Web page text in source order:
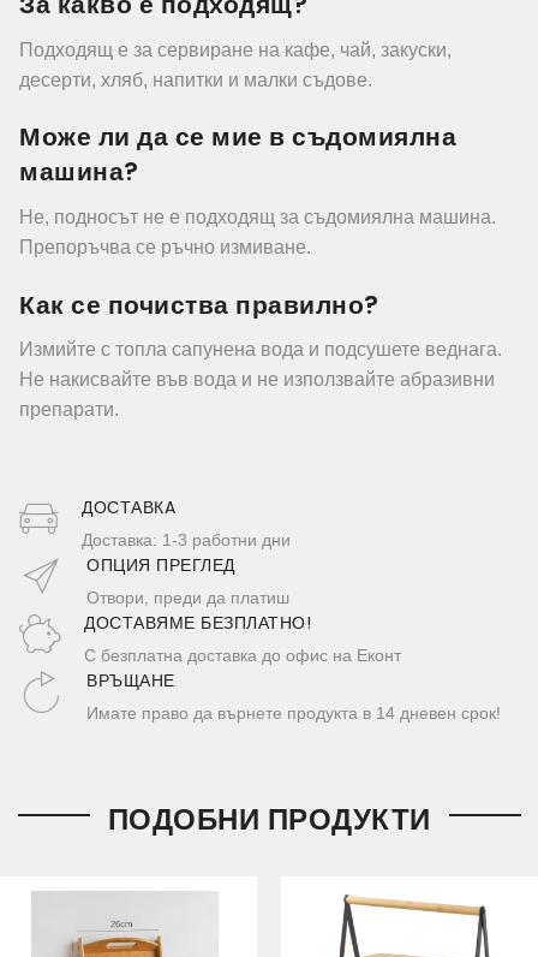
Подходящ е за сервиране на кафе, чай, закуски,
десерти, хляб, напитки и малки съдове.
Може ли да се мие в съдомиялна
машина?
Не, подносът не е подходящ за съдомиялна машина.
Препоръчва се ръчно измиване.
Как се почиства правилно?
Измийте с топла сапунена вода и подсушете веднага.
Не накисвайте във вода и не използвайте абразивни
препарати.
ДОСТАВКA
Доставка: 1-3 работни дни
ОПЦИЯ ПРЕГЛЕД
Отвори, преди да платиш
ДОСТАВЯМЕ БЕЗПЛАТНО!
С безплатна доставка до офис на Еконт
ВРЪЩАНЕ
Имате право да върнете продукта в 14 дневен срок!
ПОДОБНИ ПРОДУКТИ